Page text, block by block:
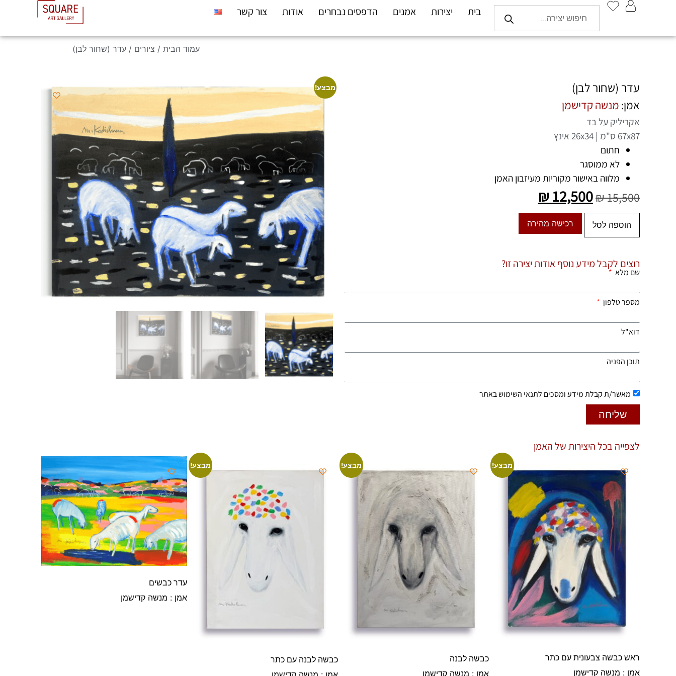
בית יצירות אמנים הדפסים נבחרים אודות צור קשר
עמוד הבית / ציורים / עדר (שחור לבן)
עדר (שחור לבן)
אמן: מנשה קדישמן
אקריליק על בד
67x87 ס"מ | 26x34 אינץ
חתום
לא ממוסגר
מלווה באישור מקוריות מעיזבון האמן
₪15,500
₪12,500
הוספה לסל רכישה מהירה
רוצים לקבל מידע נוסף אודות יצירה זו?
שם מלא
מספר טלפון
דוא"ל
תוכן הפניה
מאשר/ת קבלת מידע ומסכים לתנאי השימוש באתר
שליחה
מבצע!
לצפייה בכל היצירות של האמן
מבצע!
ראש כבשה צבעונית עם כתר
אמן : מנשה קדישמן
מבצע!
כבשה לבנה
אמן : מנשה קדישמן
מבצע!
כבשה לבנה עם כתר
עדר כבשים
אמן : מנשה קדישמן